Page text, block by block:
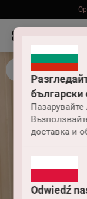
български
доставка и
Odwiedź
Free delivery on